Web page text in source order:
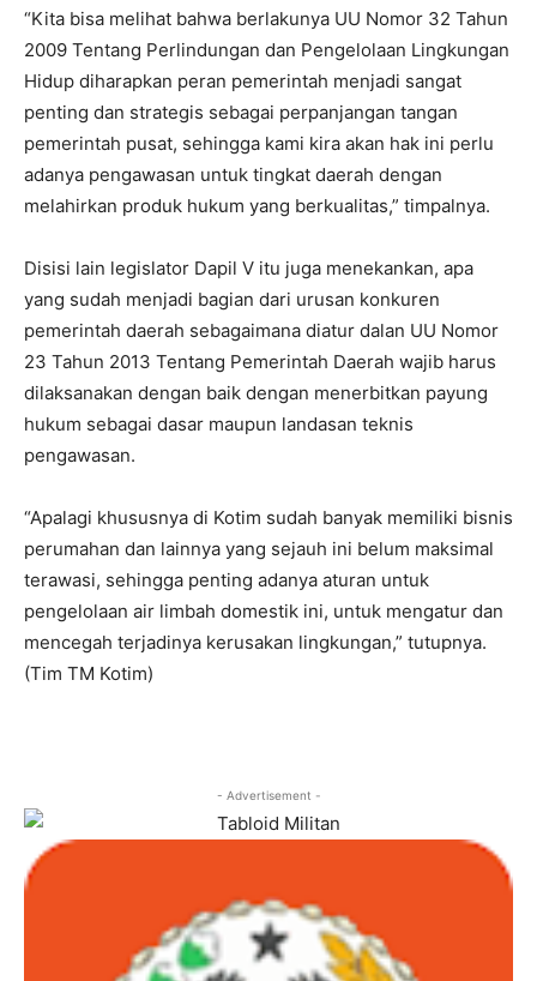
“Kita bisa melihat bahwa berlakunya UU Nomor 32 Tahun
2009 Tentang Perlindungan dan Pengelolaan Lingkungan
Hidup diharapkan peran pemerintah menjadi sangat
penting dan strategis sebagai perpanjangan tangan
pemerintah pusat, sehingga kami kira akan hak ini perlu
adanya pengawasan untuk tingkat daerah dengan
melahirkan produk hukum yang berkualitas,” timpalnya.
Disisi lain legislator Dapil V itu juga menekankan, apa
yang sudah menjadi bagian dari urusan konkuren
pemerintah daerah sebagaimana diatur dalan UU Nomor
23 Tahun 2013 Tentang Pemerintah Daerah wajib harus
dilaksanakan dengan baik dengan menerbitkan payung
hukum sebagai dasar maupun landasan teknis
pengawasan.
“Apalagi khususnya di Kotim sudah banyak memiliki bisnis
perumahan dan lainnya yang sejauh ini belum maksimal
terawasi, sehingga penting adanya aturan untuk
pengelolaan air limbah domestik ini, untuk mengatur dan
mencegah terjadinya kerusakan lingkungan,” tutupnya.
(Tim TM Kotim)
- Advertisement -